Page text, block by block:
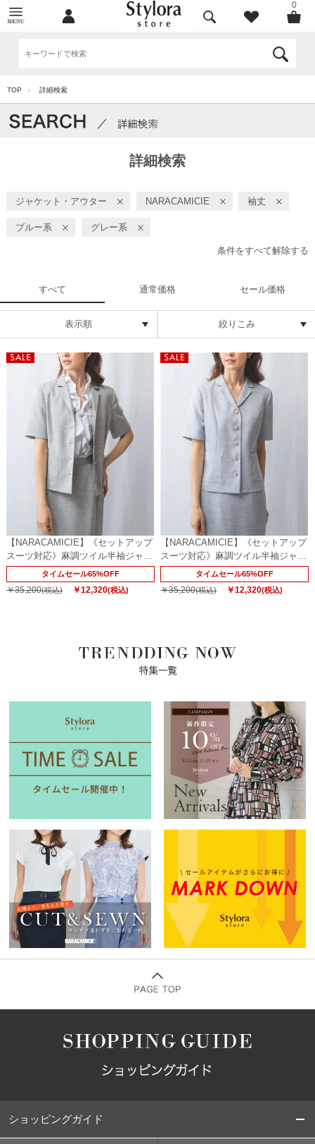
0
TOP > 詳細検索
詳細検索
ジャケット・アウター NARACAMICIE 袖丈
ブルー系 グレー系
条件をすべて解除する
すべて 通常価格 セール価格
表示順 絞りこみ
【NARACAMICIE】《セットアップ
スーツ対応》麻調ツイル半袖ジャケ
ット
タイムセール65%OFF
￥35,200(税込) ￥12,320(税込)
【NARACAMICIE】《セットアップ
スーツ対応》麻調ツイル半袖ジャケ
ット
タイムセール65%OFF
￥35,200(税込) ￥12,320(税込)
ショッピングガイド